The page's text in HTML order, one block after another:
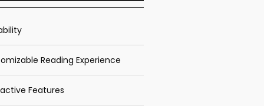
Reading Experience
Features